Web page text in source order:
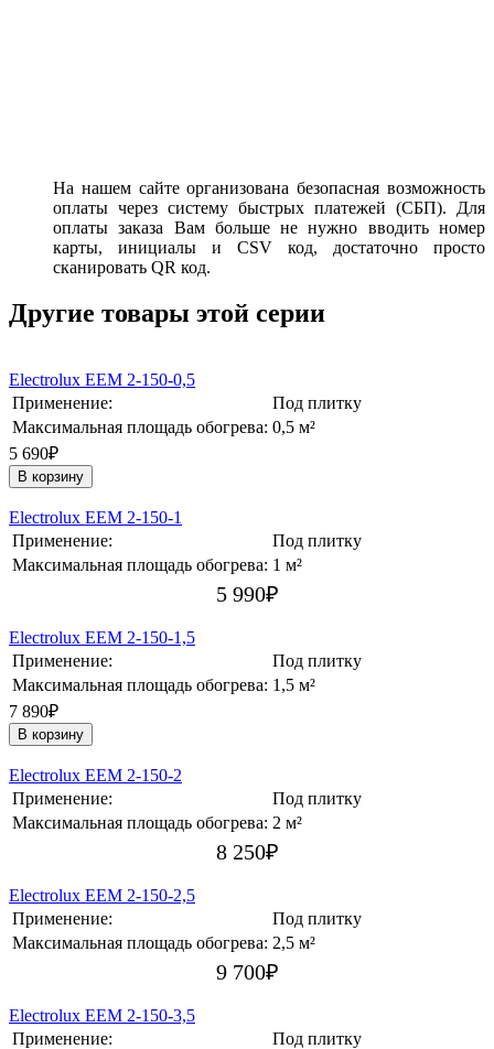
На нашем сайте организована безопасная возможность
оплаты через систему быстрых платежей (СБП). Для
оплаты заказа Вам больше не нужно вводить номер
карты, инициалы и CSV код, достаточно просто
сканировать QR код.
Другие товары этой серии
Electrolux EEM 2-150-0,5
Применение:
Под плитку
Максимальная площадь обогрева: 0,5 м²
5 690₽
В корзину
Electrolux EEM 2-150-1
Применение:
Под плитку
Максимальная площадь обогрева: 1 м²
5 990₽
Electrolux EEM 2-150-1,5
Применение:
Под плитку
Максимальная площадь обогрева: 1,5 м²
7 890₽
В корзину
Electrolux EEM 2-150-2
Применение:
Под плитку
Максимальная площадь обогрева: 2 м²
8 250₽
Electrolux EEM 2-150-2,5
Применение:
Под плитку
Максимальная площадь обогрева: 2,5 м²
9 700₽
Electrolux EEM 2-150-3,5
Применение:
Под плитку